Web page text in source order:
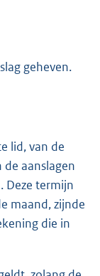
geheven.
lid, van de
aanslagen
Deze termijn
maand, zijnde
die in